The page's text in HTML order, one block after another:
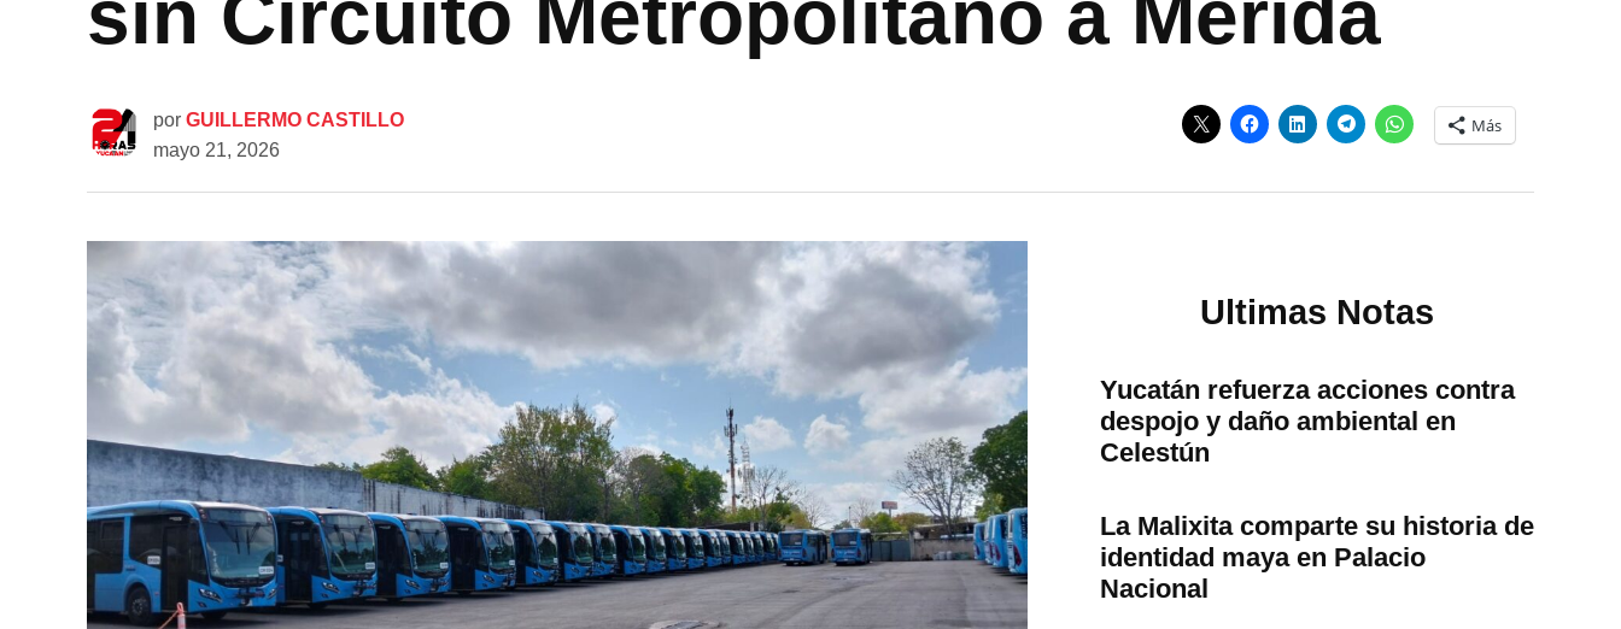
por GUILLERMO CASTILLO
mayo 21, 2026
Más
Ultimas Notas
Yucatán refuerza acciones contra
despojo y daño ambiental en
Celestún
La Malixita comparte su historia de
identidad maya en Palacio
Nacional